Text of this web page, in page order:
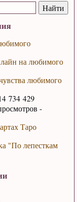
на любимого
любимого
734 429
-
Таро
"По лепесткам